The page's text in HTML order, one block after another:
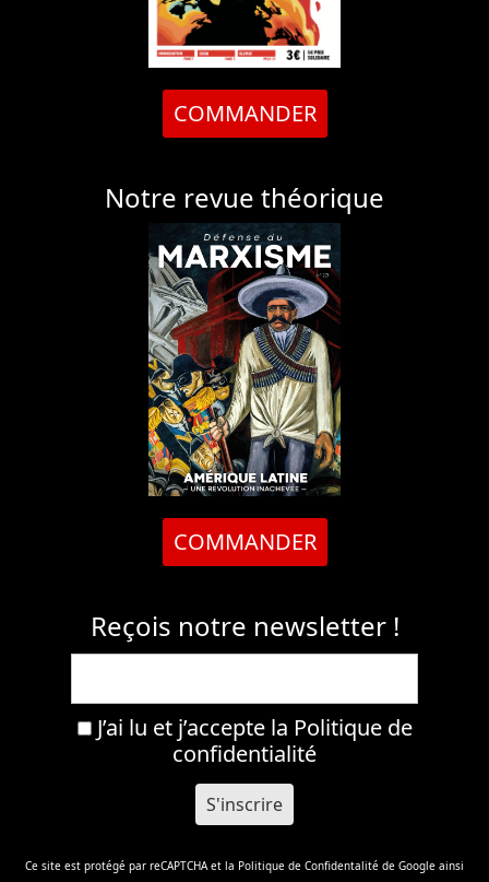
COMMANDER
Notre revue théorique
COMMANDER
Reçois notre newsletter !
J’ai lu et j’accepte la Politique de
confidentialité
Ce site est protégé par reCAPTCHA et la Politique de Confidentalité de Google ainsi